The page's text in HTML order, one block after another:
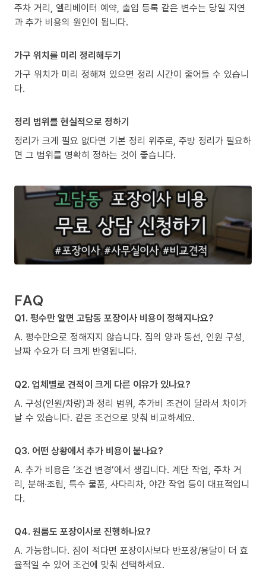
주차 거리, 엘리베이터 예약, 출입 등록 같은 변수는 당일 지연
과 추가 비용의 원인이 됩니다.
가구 위치를 미리 정리해두기
가구 위치가 미리 정해져 있으면 정리 시간이 줄어들 수 있습니
다.
정리 범위를 현실적으로 정하기
정리가 크게 필요 없다면 기본 정리 위주로, 주방 정리가 필요하
면 그 범위를 명확히 정하는 것이 좋습니다.
FAQ
Q1. 평수만 알면 고담동 포장이사 비용이 정해지나요?
A. 평수만으로 정해지지 않습니다. 짐의 양과 동선, 인원 구성,
날짜 수요가 더 크게 반영됩니다.
Q2. 업체별로 견적이 크게 다른 이유가 있나요?
A. 구성(인원/차량)과 정리 범위, 추가비 조건이 달라서 차이가
날 수 있습니다. 같은 조건으로 맞춰 비교하세요.
Q3. 어떤 상황에서 추가 비용이 붙나요?
A. 추가 비용은 ‘조건 변경’에서 생깁니다. 계단 작업, 주차 거
리, 분해·조립, 특수 물품, 사다리차, 야간 작업 등이 대표적입니
다.
Q4. 원룸도 포장이사로 진행하나요?
A. 가능합니다. 짐이 적다면 포장이사보다 반포장/용달이 더 효
율적일 수 있어 조건에 맞춰 선택하세요.